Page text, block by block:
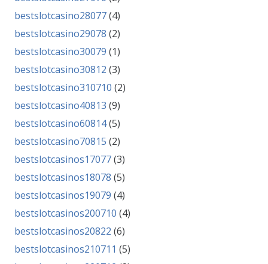
bestslotcasino28077(4)
bestslotcasino29078 (2)
bestslotcasino30079 (1)
bestslotcasino30812 (3)
bestslotcasino310710 (2)
bestslotcasino40813 (9)
bestslotcasino60814(5)
bestslotcasino70815 (2)
bestslotcasinos17077(3)
bestslotcasinos18078 (5)
bestslotcasinos19079 (4)
bestslotcasinos200710 (4)
bestslotcasinos20822 (6)
bestslotcasinos210711 (5)